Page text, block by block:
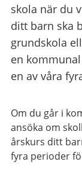
skola när du
ditt barn ska
grundskola
en
en av våra
Om du går i
ansöka om
årskurs ditt
fyra perioder